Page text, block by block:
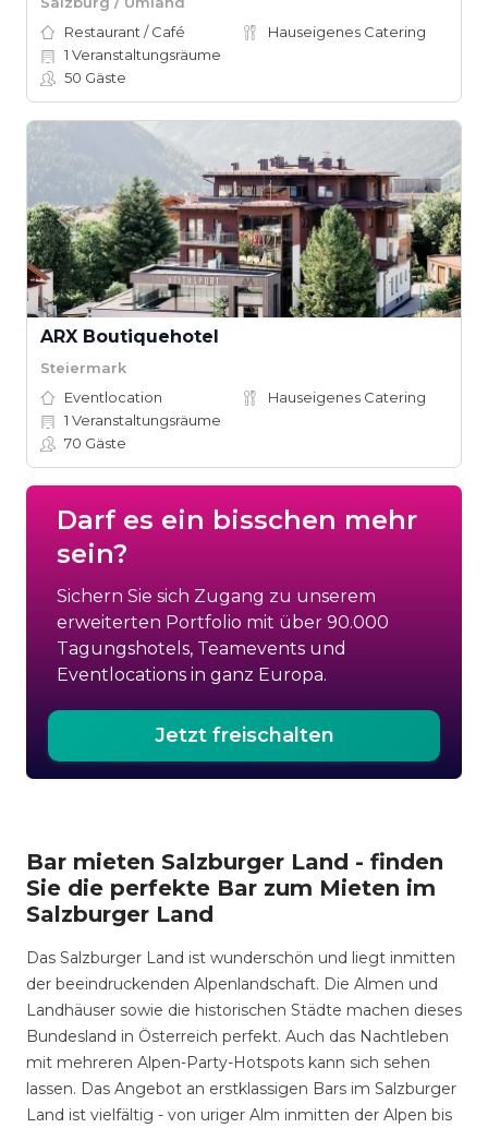
Restaurant / Café
Hauseigenes Catering
1 Veranstaltungsräume
50 Gäste
ARX Boutiquehotel
Steiermark
Eventlocation
Hauseigenes Catering
1 Veranstaltungsräume
70 Gäste
Darf es ein bisschen mehr
sein?
Sichern Sie sich Zugang zu unserem
erweiterten Portfolio mit über 90.000
Tagungshotels, Teamevents und
Eventlocations in ganz Europa.
Jetzt freischalten
Bar mieten Salzburger Land - finden
Sie die perfekte Bar zum Mieten im
Salzburger Land
Das Salzburger Land ist wunderschön und liegt inmitten
der beeindruckenden Alpenlandschaft. Die Almen und
Landhäuser sowie die historischen Städte machen dieses
Bundesland in Österreich perfekt. Auch das Nachtleben
mit mehreren Alpen-Party-Hotspots kann sich sehen
lassen. Das Angebot an erstklassigen Bars im Salzburger
Land ist vielfältig - von uriger Alm inmitten der Alpen bis